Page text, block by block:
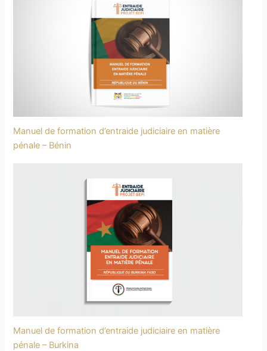
Manuel de formation d’entraide judiciaire en matière
pénale – Bénin
Manuel de formation d’entraide judiciaire en matière
pénale – Burkina